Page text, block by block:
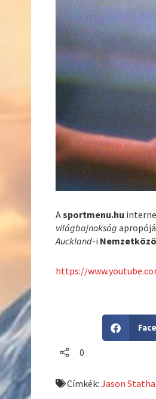
Asportmenu.hu
világbajnokság
Auckland-i
https://
h
o
0
Címkék:Jason